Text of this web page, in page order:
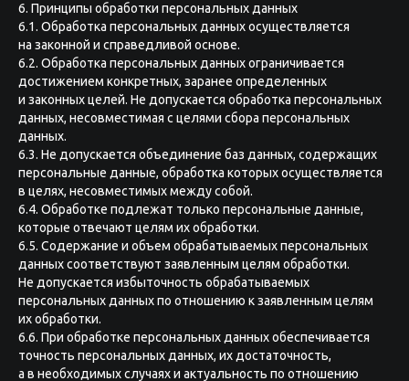
6. Принципы обработки персональных данных
6.1. Обработка персональных данных осуществляется
на законной и справедливой основе.
6.2. Обработка персональных данных ограничивается
достижением конкретных, заранее определенных
и законных целей. Не допускается обработка персональных
данных, несовместимая с целями сбора персональных
данных.
6.3. Не допускается объединение баз данных, содержащих
персональные данные, обработка которых осуществляется
в целях, несовместимых между собой.
6.4. Обработке подлежат только персональные данные,
которые отвечают целям их обработки.
6.5. Содержание и объем обрабатываемых персональных
данных соответствуют заявленным целям обработки.
Не допускается избыточность обрабатываемых
персональных данных по отношению к заявленным целям
их обработки.
6.6. При обработке персональных данных обеспечивается
точность персональных данных, их достаточность,
а в необходимых случаях и актуальность по отношению